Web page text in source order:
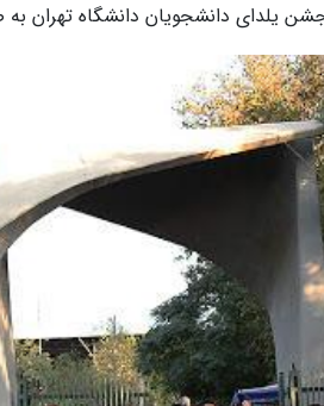
یلدای دانشجویان دانشگاه تهران